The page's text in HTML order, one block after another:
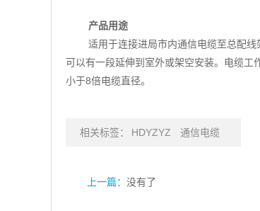
产品用途
适用于连接进局市内通信电缆至总配
可以有一段延伸到室外或架空安装。电缆
小于8倍电缆直径。
相关标签： HDYZYZ 通信电缆
上一篇： 没有了